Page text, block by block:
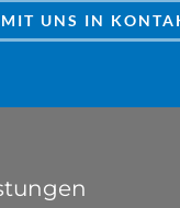
MIT UNS IN